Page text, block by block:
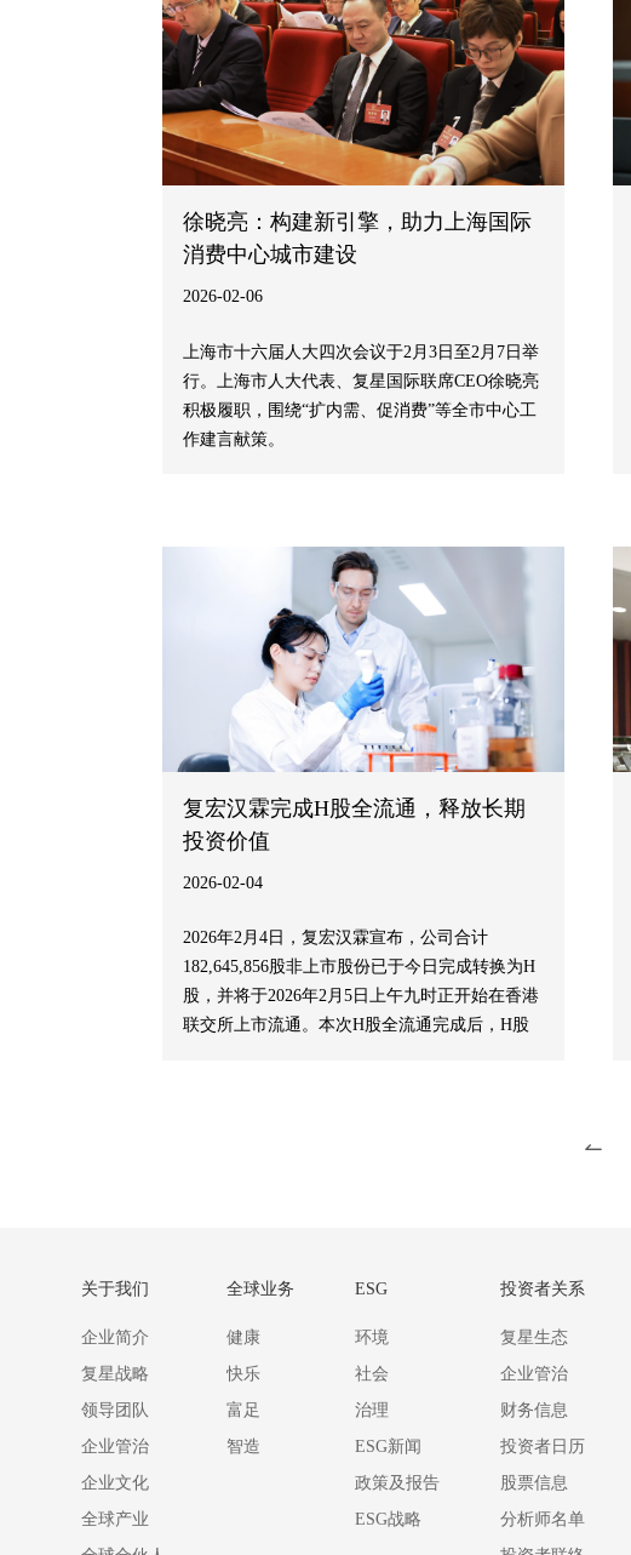
徐晓亮：构建新引擎，助力上海国际
消费中心城市建设
2026-02-06
上海市十六届人大四次会议于2月3日至2月7日举
行。上海市人大代表、复星国际联席CEO徐晓亮
积极履职，围绕“扩内需、促消费”等全市中心工
作建言献策。
复宏汉霖完成H股全流通，释放长期
投资价值
2026-02-04
2026年2月4日，复宏汉霖宣布，公司合计
182,645,856股非上市股份已于今日完成转换为H
股，并将于2026年2月5日上午九时正开始在香港
联交所上市流通。本次H股全流通完成后，H股
关于我们
企业简介
复星战略
领导团队
企业管治
企业文化
全球产业
全球业务
健康
快乐
富足
智造
ESG
环境
社会
治理
ESG新闻
政策及报告
ESG战略
投资者关系
复星生态
企业管治
财务信息
投资者日历
股票信息
分析师名单